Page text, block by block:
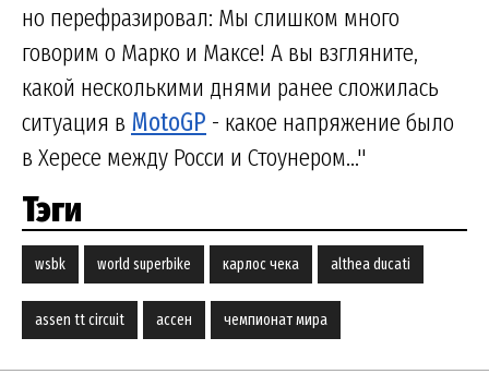
но перефразировал: Мы слишком много
говорим о Марко и Максе! А вы взгляните,
какой несколькими днями ранее сложилась
ситуация в MotoGP - какое напряжение было
в Хересе между Росси и Стоунером..."
Тэги
wsbk world superbike карлос чека althea ducati
assen tt circuit ассен чемпионат мира